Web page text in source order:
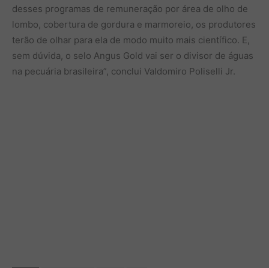
desses programas de remuneração por área de olho de
lombo, cobertura de gordura e marmoreio, os produtores
terão de olhar para ela de modo muito mais científico. E,
sem dúvida, o selo Angus Gold vai ser o divisor de águas
na pecuária brasileira”, conclui Valdomiro Poliselli Jr.